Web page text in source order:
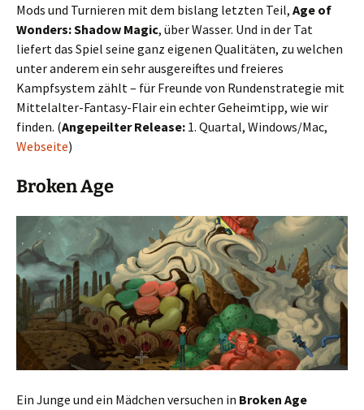
Mods und Turnieren mit dem bislang letzten Teil, Age of
Wonders: Shadow Magic, über Wasser. Und in der Tat
liefert das Spiel seine ganz eigenen Qualitäten, zu welchen
unter anderem ein sehr ausgereiftes und freieres
Kampfsystem zählt – für Freunde von Rundenstrategie mit
Mittelalter-Fantasy-Flair ein echter Geheimtipp, wie wir
finden. (Angepeilter Release: 1. Quartal, Windows/Mac,
Webseite)
Broken Age
Ein Junge und ein Mädchen versuchen in Broken Age